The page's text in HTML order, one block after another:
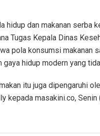
hidup dan makanan serba
Tugas Kepala Dinas
pola konsumsi makanan
gaya hidup modern yang
itu juga dipengaruhi
kepada masakini.co,